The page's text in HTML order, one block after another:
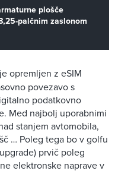
plošče
palčnim zaslonom
opremljen z eSIM
povezavo s
podatkovno
Med najbolj uporabnimi
stanjem avtomobila,
… Poleg tega bo v golfu
prvič poleg
elektronske naprave v